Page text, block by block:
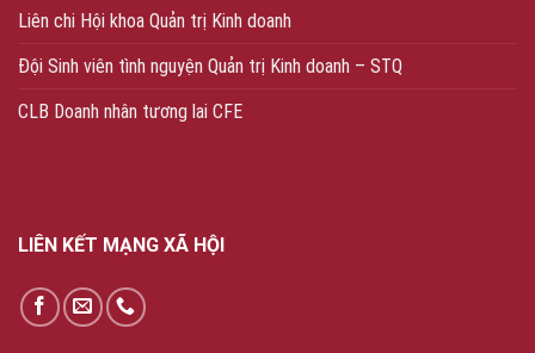
Liên chi Hội khoa Quản trị Kinh doanh
Đội Sinh viên tình nguyện Quản trị Kinh doanh – STQ
CLB Doanh nhân tương lai CFE
LIÊN KẾT MẠNG XÃ HỘI